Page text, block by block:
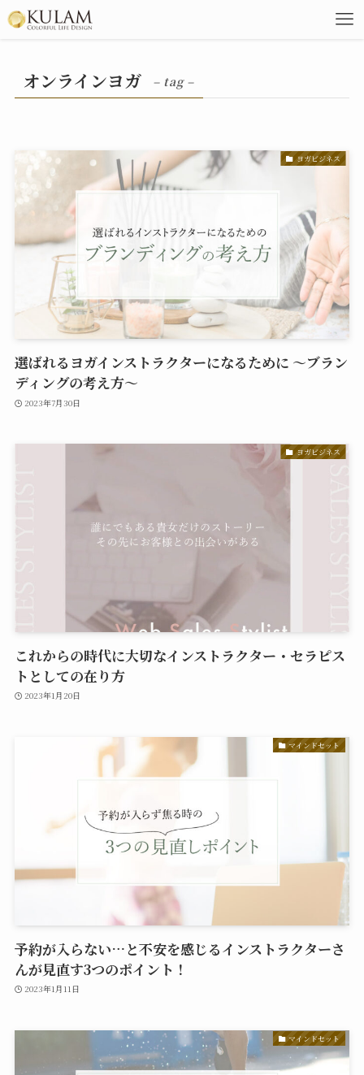
オンラインヨガ – tag –
ヨガビジネス
選ばれるヨガインストラクターになるために ～ブラン
ディングの考え方～
2023年7月30日
ヨガビジネス
これからの時代に大切なインストラクター・セラピス
トとしての在り方
2023年1月20日
マインドセット
予約が入らない…と不安を感じるインストラクターさ
んが見直す3つのポイント！
2023年1月11日
マインドセット